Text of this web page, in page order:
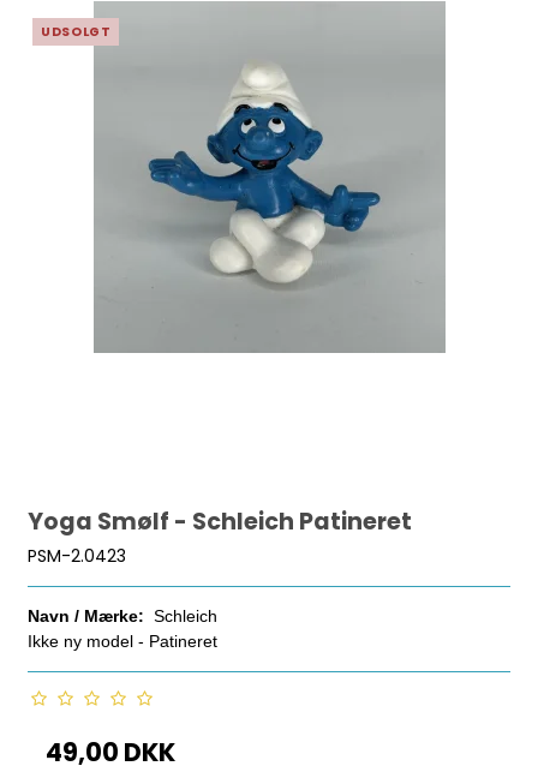
UDSOLGT
Yoga Smølf - Schleich Patineret
PSM-2.0423
Navn / Mærke: Schleich
Ikke ny model - Patineret
49,00 DKK